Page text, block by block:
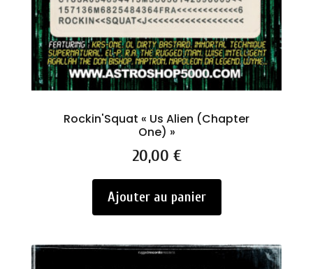
Rockin'Squat « Us Alien (Chapter
One) »
Prix
20,00 €
Ajouter au panier